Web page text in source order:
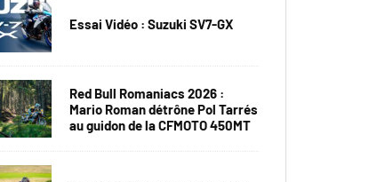
Essai Vidéo : Suzuki SV7-GX
Red Bull Romaniacs 2026 :
Mario Roman détrône Pol Tarrés
au guidon de la CFMOTO 450MT